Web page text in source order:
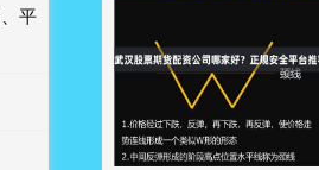
平